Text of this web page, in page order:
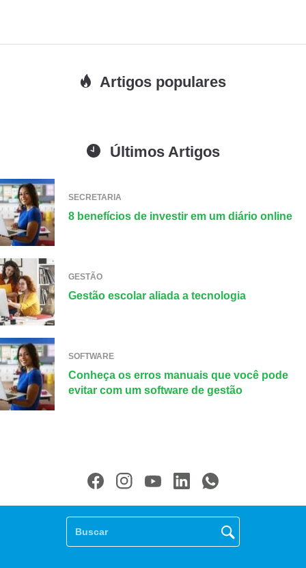
Artigos populares
Últimos Artigos
SECRETARIA
8 benefícios de investir em um diário online
GESTÃO
Gestão escolar aliada a tecnologia
SOFTWARE
Conheça os erros manuais que você pode
evitar com um software de gestão